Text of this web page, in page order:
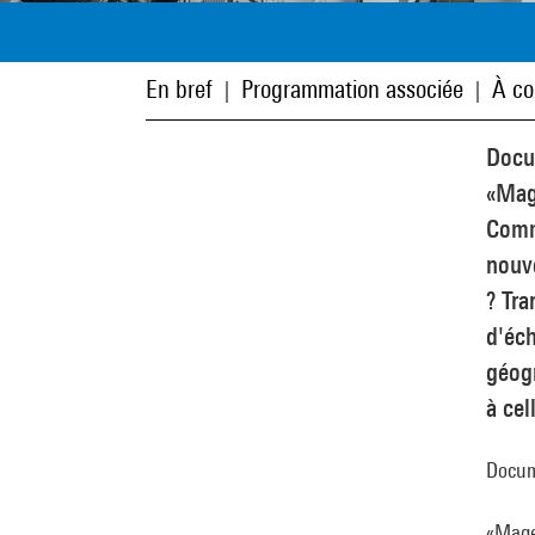
En bref Programmation associée À
?
à